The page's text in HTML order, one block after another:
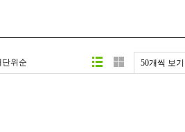
단위순 50개씩 보기